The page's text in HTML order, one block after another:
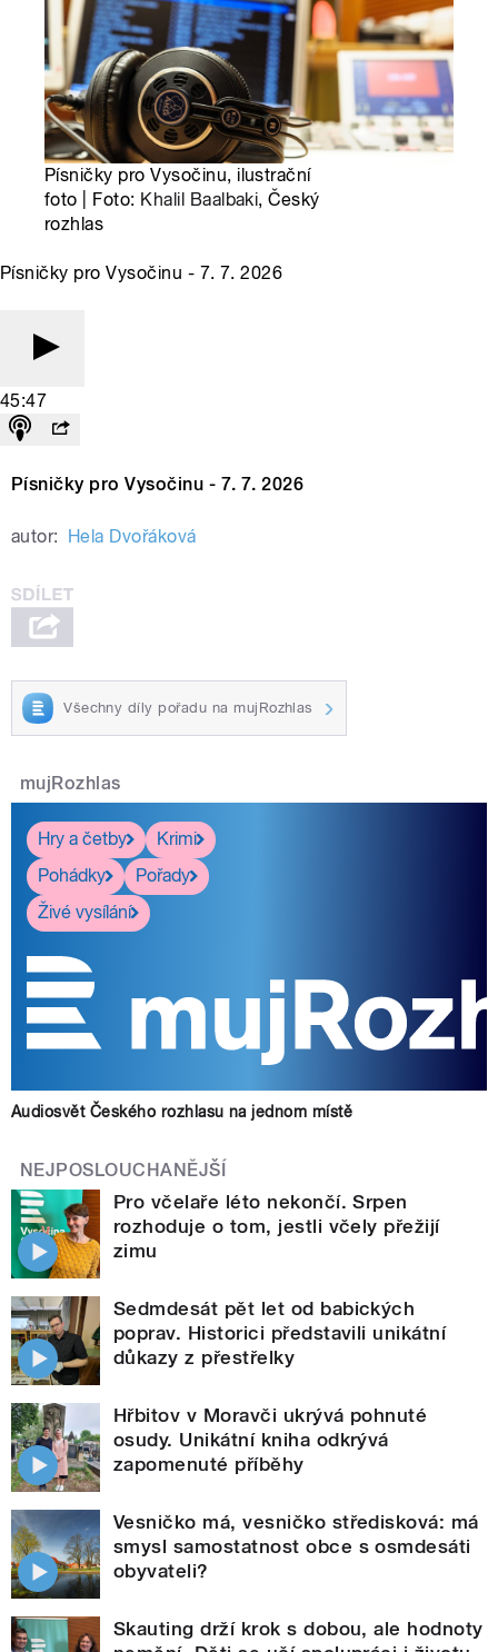
Písničky pro Vysočinu, ilustrační
foto | Foto: Khalil Baalbaki, Český
rozhlas
Písničky pro Vysočinu - 7. 7. 2026
45:47
Písničky pro Vysočinu - 7. 7. 2026
autor: Hela Dvořáková
Všechny díly pořadu na mujRozhlas
mujRozhlas
Hry a četby
Krimi
Pohádky
Pořady
Živé vysílání
Audiosvět Českého rozhlasu na jednom místě
NEJPOSLOUCHANĚJŠÍ
Pro včelaře léto nekončí. Srpen
rozhoduje o tom, jestli včely přežijí
zimu
Sedmdesát pět let od babických
poprav. Historici představili unikátní
důkazy z přestřelky
Hřbitov v Moravči ukrývá pohnuté
osudy. Unikátní kniha odkrývá
zapomenuté příběhy
Vesničko má, vesničko středisková: má
smysl samostatnost obce s osmdesáti
obyvateli?
Skauting drží krok s dobou, ale hodnoty